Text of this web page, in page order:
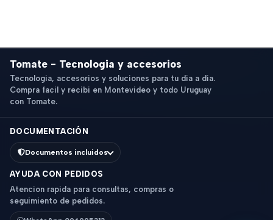
Tomate - Tecnologia y accesorios
Tecnologia, accesorios y soluciones para tu dia a dia.
Compra facil y recibi en Montevideo y todo Uruguay
con Tomate.
DOCUMENTACIÓN
Documentos incluidos
AYUDA CON PEDIDOS
Atencion rapida para consultas, compras o
seguimiento de pedidos.